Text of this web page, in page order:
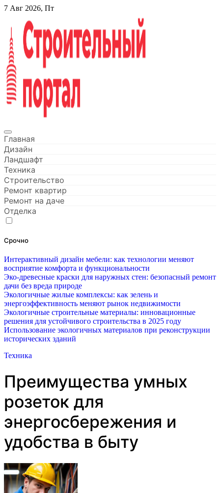
Перейти
содержанию
7 Авг 2026, Пт
Строительный портал
Главная
Дизайн
Ландшафт
Техника
Строительство
Ремонт квартир
Ремонт на даче
Отделка
Срочно
Интерактивный дизайн мебели: как технологии меняют
восприятие комфорта и функциональности
Эко-древесные краски для наружных стен: безопасный ремонт
дачи без вреда природе
Экологичные жилые комплексы: как зелень и
энергоэффективность меняют рынок недвижимости
Экологичные строительные материалы: инновационные
решения для устойчивого строительства в 2025 году
Использование экологичных материалов при реконструкции
исторических зданий
Техника
Преимущества умных
розеток для
энергосбережения и
удобства в быту